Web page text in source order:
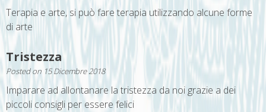
Terapia e arte, si può fare terapia utilizzando alcune forme
di arte
Tristezza
Posted on 15 Dicembre 2018
Imparare ad allontanare la tristezza da noi grazie a dei
piccoli consigli per essere felici